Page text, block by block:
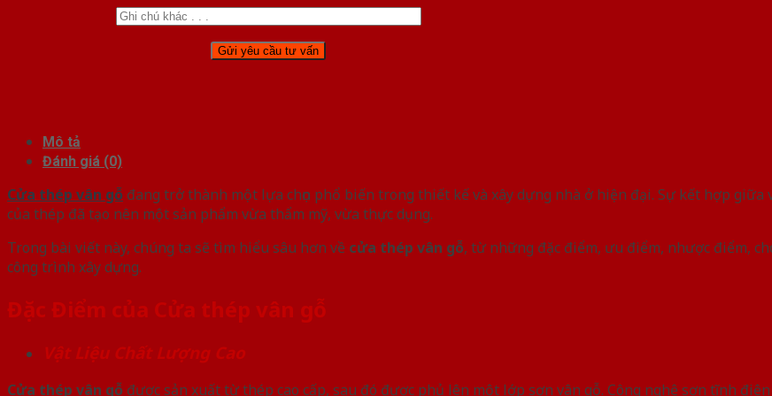
Mô tả
Đánh giá (0)
Cửa thép vân gỗ đang trở thành một lựa chọn phổ biến trong thiết kế và xây dựng nhà ở hiện đại. Sự kết hợp giữa
của thép đã tạo nên một sản phẩm vừa thẩm mỹ, vừa thực dụng.
Trong bài viết này, chúng ta sẽ tìm hiểu sâu hơn về cửa thép vân gỗ, từ những đặc điểm, ưu điểm, nhược điểm,
công trình xây dựng.
Đặc Điểm của Cửa thép vân gỗ
Vật Liệu Chất Lượng Cao
Cửa thép vân gỗ được sản xuất từ thép cao cấp, sau đó được phủ lên một lớp sơn vân gỗ. Công nghệ sơn tĩnh